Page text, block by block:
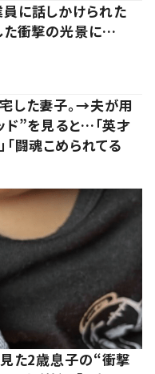
に話しかけられた
た衝撃の光景に…
した妻子。→夫が用
ド”を見ると…「英才
闘魂こめられてる
見た2歳息子の“衝撃